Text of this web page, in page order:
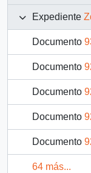
Expediente
Documento
Documento
Documento
Documento 92-
Documento
64 más...